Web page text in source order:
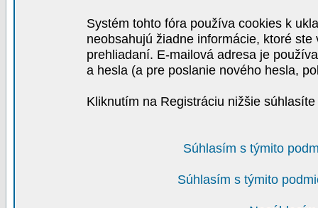
Systém tohto fóra používa cookies k
neobsahujú žiadne informácie, ktoré
prehliadaní. E-mailová adresa je
a hesla (a pre poslanie nového hesla,
Kliknutím na Registráciu nižšie
Súhlasím s týmito
Súhlasím s týmito